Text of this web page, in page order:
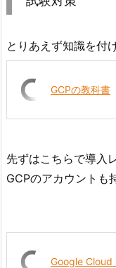
とりあえず知識を付
GCPの教科書
先ずはこちらで導入
GCPのアカウントも
Google